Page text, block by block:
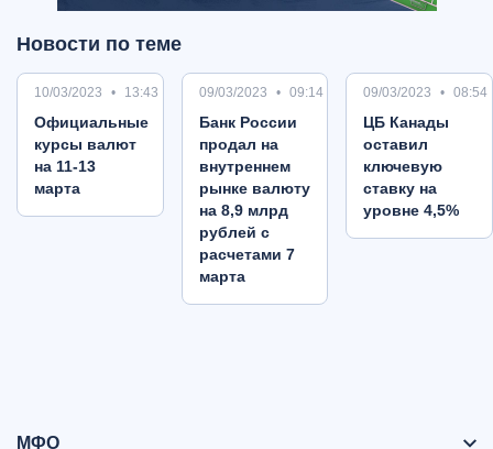
Новости по теме
10/03/2023 13:43
Oфициальные
курсы валют
на 11-13
марта
09/03/2023 09:14
Банк России
продал на
внутреннем
рынке валюту
на 8,9 млрд
рублей с
расчетами 7
марта
09/03/2023 08:54
ЦБ Канады
оставил
ключевую
ставку на
уровне 4,5%
МФО